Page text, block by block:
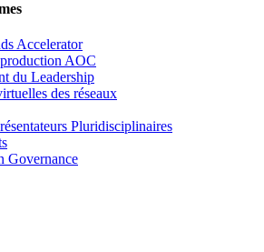
Accelerator
AOC
du Leadership
des réseaux
Pluridisciplinaires
Governance